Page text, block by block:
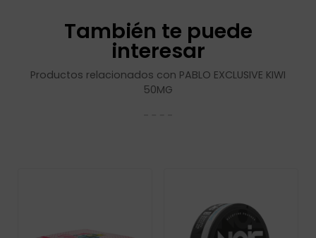
También te puede
interesar
Productos relacionados con PABLO EXCLUSIVE KIWI
50MG